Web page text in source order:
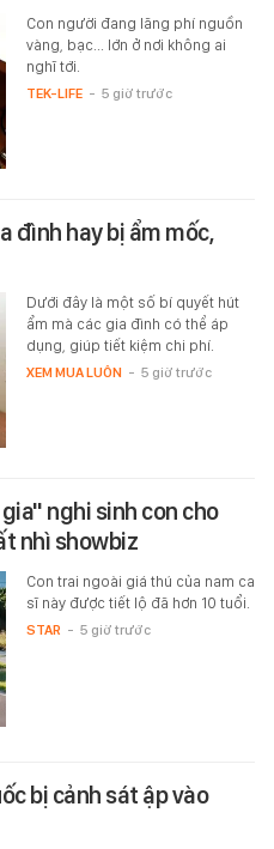
Con người đang lãng phí nguồn
vàng, bạc... lớn ở nơi không ai
nghĩ tới.
TEK-LIFE - 5 giờ trước
đình hay bị ẩm mốc,
Dưới đây là một số bí quyết hút
ẩm mà các gia đình có thể áp
dụng, giúp tiết kiệm chi phí.
XEM MUA LUÔN - 5 giờ trước
nghi sinh con cho
nhì showbiz
Con trai ngoài giá thú của nam ca
sĩ này được tiết lộ đã hơn 10 tuổi.
STAR - 5 giờ trước
bị cảnh sát ập vào